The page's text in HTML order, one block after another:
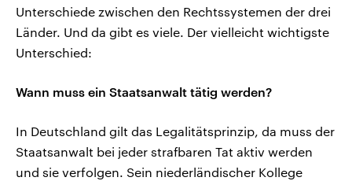
Unterschiede zwischen den Rechtssystemen der drei
Länder. Und da gibt es viele. Der vielleicht wichtigste
Unterschied:
Wann muss ein Staatsanwalt tätig werden?
In Deutschland gilt das Legalitätsprinzip, da muss der
Staatsanwalt bei jeder strafbaren Tat aktiv werden
und sie verfolgen. Sein niederländischer Kollege